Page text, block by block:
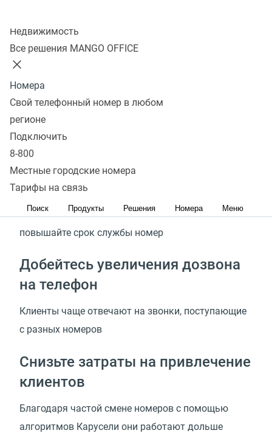
Недвижимость
Все решения MANGO OFFICE
Номера
Свой телефонный номер в любом
регионе
Подключить
8-800
Местные городские номера
Тарифы на связь
Поиск Продукты Решения Номера Меню
Подключить Стоимость
С сервисом Карусель
номеров MANGO OFFICE
От 30%
чаще дозванивайтесь клиентам*
В 1,5 раза
повышайте срок службы номер
Добейтесь увеличения дозвона
на телефон
Клиенты чаще отвечают на звонки, поступающие
с разных номеров
Снизьте затраты на привлечение
клиентов
Благодаря частой смене номеров с помощью
алгоритмов Карусели они работают дольше